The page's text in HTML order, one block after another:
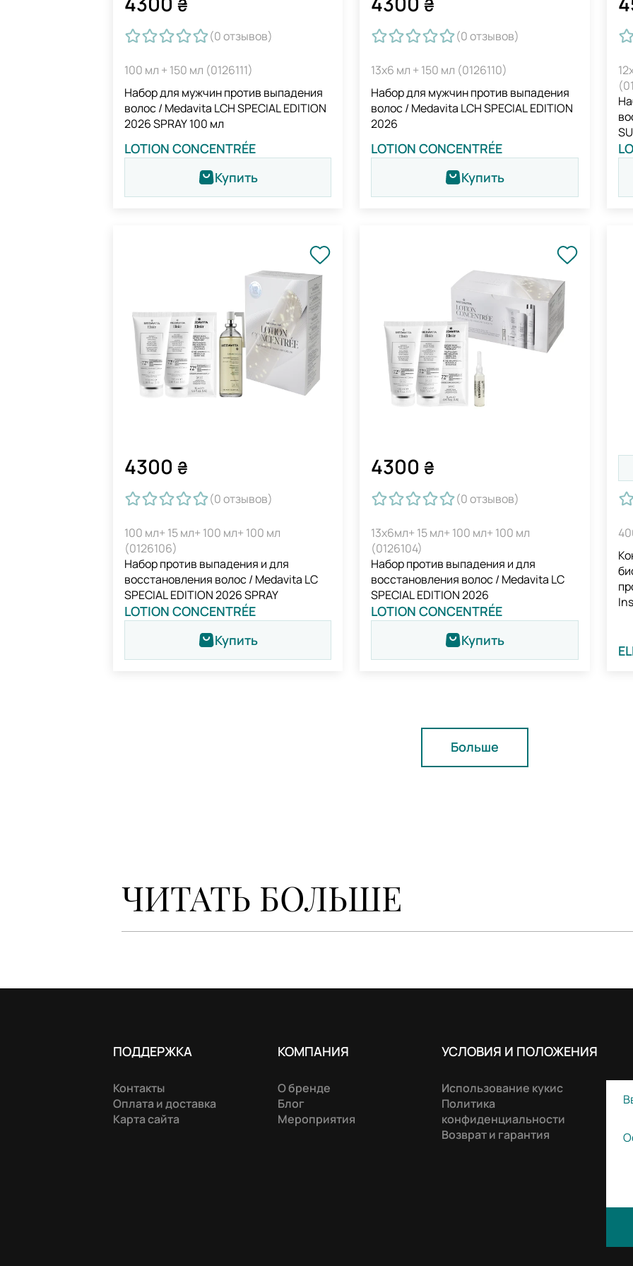
₴
(0отзывов)
100 мл + 150 мл (0126111)
Набор для мужчин против выпадения
волос / Medavita LCH SPECIAL EDITION
2026 SPRAY 100 мл
LOTION CONCENTRÉE
Купить
₴
(0отзывов)
13х6 мл + 150 мл (0126110)
Набор для мужчин против выпадения
волос / Medavita LCH SPECIAL EDITION
2026
LOTION CONCENTRÉE
Купить
4300 ₴
(0отзывов)
100 мл+ 15 мл+ 100 мл+ 100 мл
(0126106)
Набор против выпадения и для
восстановления волос / Medavita LC
SPECIAL EDITION 2026 SPRAY
LOTION CONCENTRÉE
Купить
4300₴
(0отзывов)
13х6мл+ 15 мл+ 100 мл+ 100 мл
(0126104)
Набор против выпадения и для
восстановления волос / Medavita LC
SPECIAL EDITION 2026
LOTION CONCENTRÉE
Купить
Больше
ЧИТАТЬ БОЛЬШЕ
ПОДДЕРЖКА
Контакты
Оплата и доставка
Карта сайта
КОМПАНИЯ
О бренде
Блог
Мероприятия
УСЛОВИЯ И ПОЛОЖЕНИЯ
Использование кукис
Политика
конфиденциальности
Возврат и гарантия